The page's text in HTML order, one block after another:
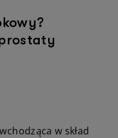
w skład